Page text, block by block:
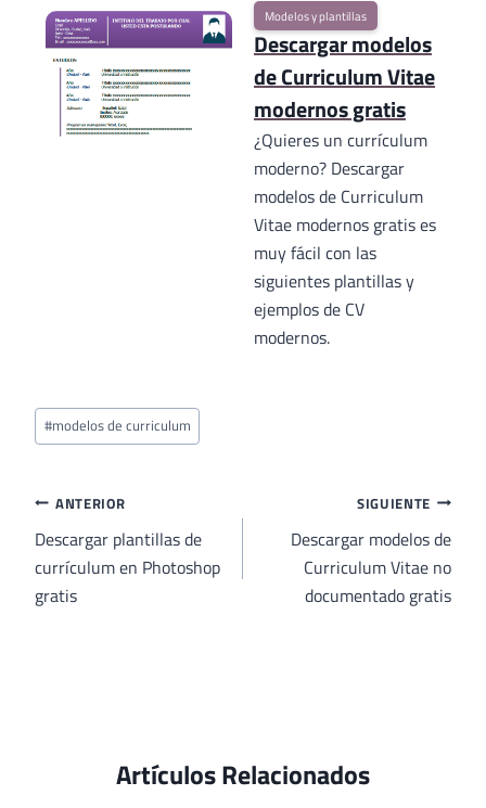
Modelos y plantillas
Descargar modelos
de Curriculum Vitae
modernos gratis
¿Quieres un currículum
moderno? Descargar
modelos de Curriculum
Vitae modernos gratis es
muy fácil con las
siguientes plantillas y
ejemplos de CV
modernos.
Etiquetas
de
entrada:
#modelos de curriculum
Navegación
de
entradas
ANTERIOR
Descargar plantillas de
currículum en Photoshop
gratis
SIGUIENTE
Descargar modelos de
Curriculum Vitae no
documentado gratis
Artículos Relacionados